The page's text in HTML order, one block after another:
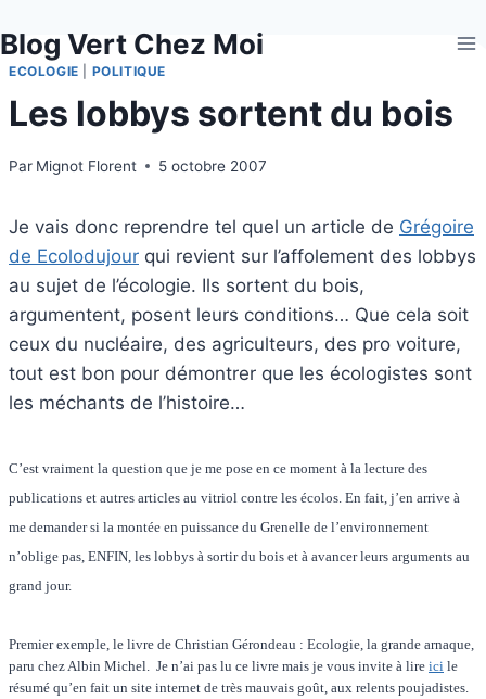
au
contenu
Blog Vert Chez Moi
ECOLOGIE POLITIQUE
Les lobbys sortent du bois
Par Mignot Florent 5 octobre 2007
Je vais donc reprendre tel quel un article de Grégoire
de Ecolodujour qui revient sur l’affolement des lobbys
au sujet de l’écologie. Ils sortent du bois,
argumentent, posent leurs conditions… Que cela soit
ceux du nucléaire, des agriculteurs, des pro voiture,
tout est bon pour démontrer que les écologistes sont
les méchants de l’histoire…
C’est vraiment la question que je me pose en ce moment à la lecture des
publications et autres articles au vitriol contre les écolos. En fait, j’en arrive à
me demander si la montée en puissance du Grenelle de l’environnement
n’oblige pas, ENFIN, les lobbys à sortir du bois et à avancer leurs arguments au
grand jour.
Premier exemple, le livre de Christian Gérondeau : Ecologie, la grande arnaque,
paru chez Albin Michel. Je n’ai pas lu ce livre mais je vous invite à lire ici le
résumé qu’en fait un site internet de très mauvais goût, aux relents poujadistes.